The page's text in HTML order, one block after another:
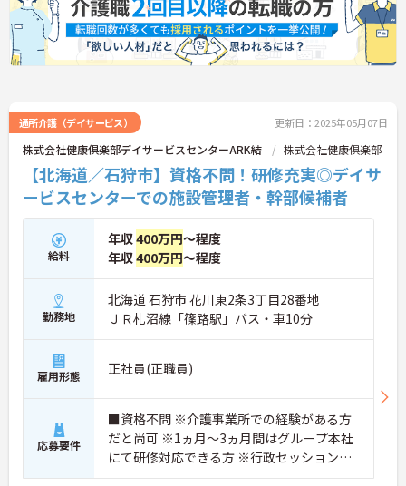
通所介護（デイサービス） 更新日：2025年05月07日
株式会社健康倶楽部デイサービスセンターARK結 株式会社健康倶楽部
【北海道／石狩市】資格不問！研修充実◎デイサ
ービスセンターでの施設管理者・幹部候補者
給料
年収400万円～程度
年収400万円～程度
勤務地
北海道 石狩市 花川東2条3丁目28番地
ＪＲ札沼線「篠路駅」バス・車10分
雇用形態 正社員(正職員)
応募要件
■資格不問 ※介護事業所での経験がある方
だと尚可 ※1ヵ月～3ヵ月間はグループ本社
にて研修対応できる方 ※行政セッションが
スムーズに対応出来る方